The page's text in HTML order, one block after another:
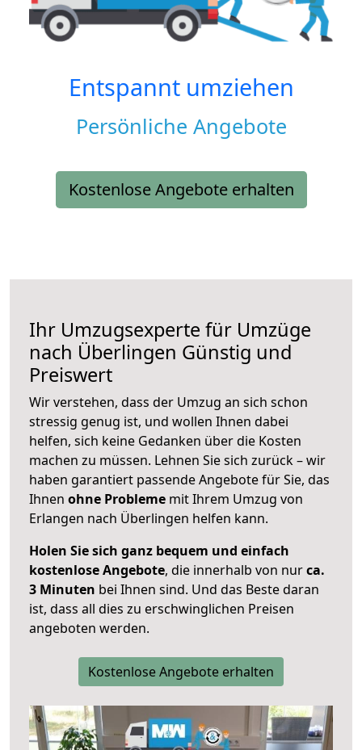
Entspannt umziehen
Persönliche Angebote
Kostenlose Angebote erhalten
Ihr Umzugsexperte für Umzüge
nach Überlingen Günstig und
Preiswert
Wir verstehen, dass der Umzug an sich schon
stressig genug ist, und wollen Ihnen dabei
helfen, sich keine Gedanken über die Kosten
machen zu müssen. Lehnen Sie sich zurück – wir
haben garantiert passende Angebote für Sie, das
Ihnen ohne Probleme mit Ihrem Umzug von
Erlangen nach Überlingen helfen kann.
Holen Sie sich ganz bequem und einfach
kostenlose Angebote, die innerhalb von nurca.
3 Minuten bei Ihnen sind. Und das Beste daran
ist, dass all dies zu erschwinglichen Preisen
angeboten werden.
Kostenlose Angebote erhalten